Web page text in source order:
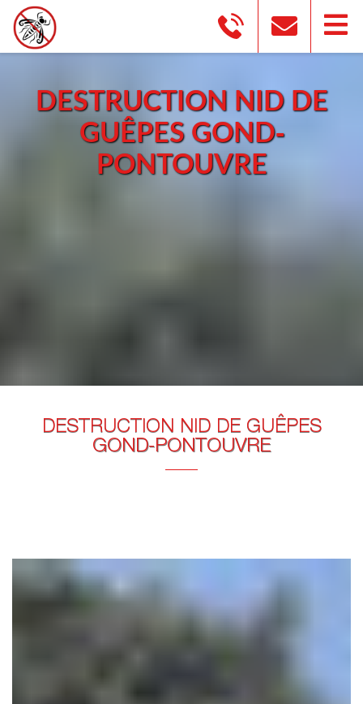
DESTRUCTION NID DE
GUÊPES GOND-
PONTOUVRE
DESTRUCTION NID DE GUÊPES
GOND-PONTOUVRE